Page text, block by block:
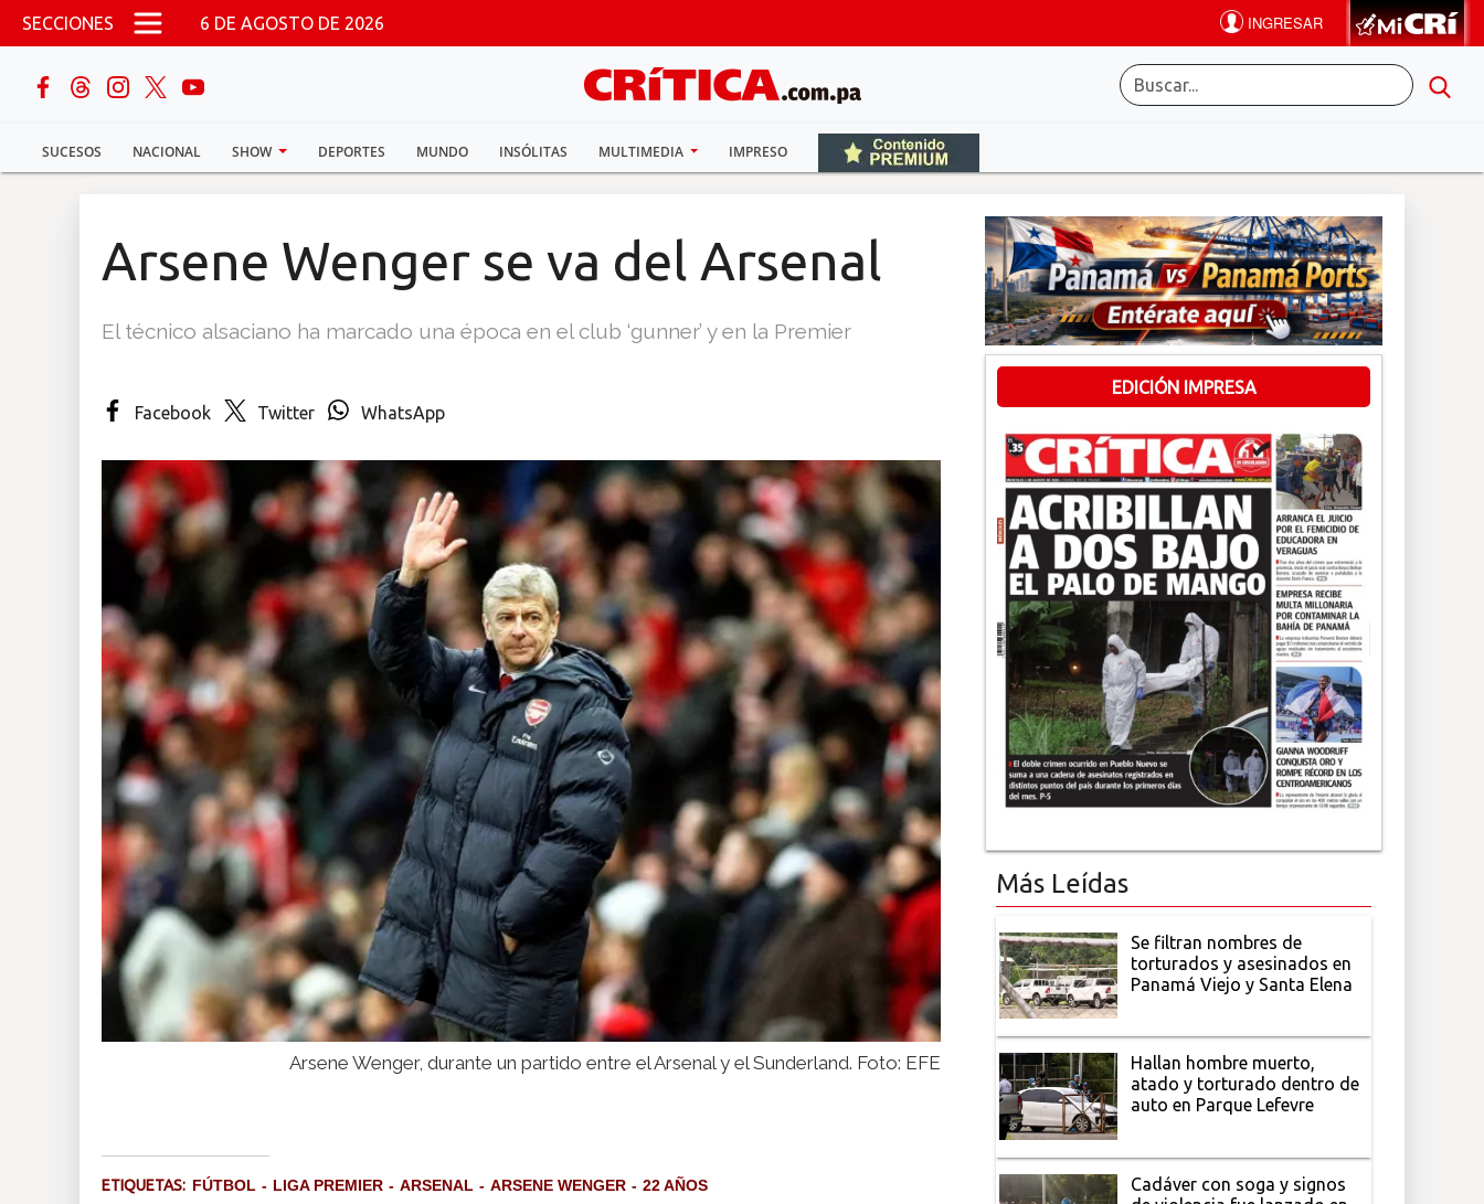
Pasar al contenido principal
SECCIONES 6 DE AGOSTO DE 2026
SUCESOS NACIONAL SHOW DEPORTES MUNDO INSÓLITAS MULTIMEDIA IMPRESO
buscar
Sucesos
Arsene Wenger se va del Arsenal
El técnico alsaciano ha marcado una época en el club ‘gunner’ y en la Premier
Facebook Twitter WhatsApp
Arsene Wenger, durante un partido entre el Arsenal y el Sunderland. Foto: EFE
ETIQUETAS: FÚTBOL LIGA PREMIER ARSENAL ARSENE WENGER 22 AÑOS
EDICIÓN IMPRESA
Más Leídas
Se filtran nombres de
torturados y asesinados en
Panamá Viejo y Santa Elena
Hallan hombre muerto,
atado y torturado dentro de
auto en Parque Lefevre
Cadáver con soga y signos